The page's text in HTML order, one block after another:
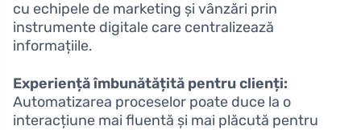
cu echipele de marketing și vânzări prin
instrumente digitale care centralizează
informațiile.
Experiență îmbunătățită pentru clienți:
Automatizarea proceselor poate duce la o
interacțiune mai fluentă și mai plăcută pentru